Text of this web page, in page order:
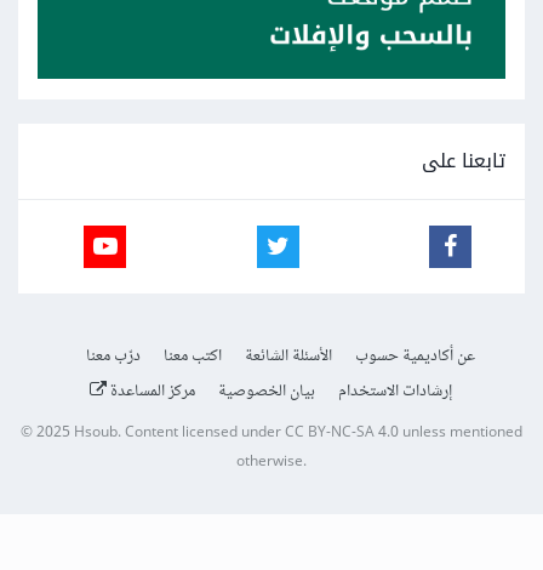
تابعنا على
عن أكاديمية حسوب الأسئلة الشائعة اكتب معنا
درّب معنا
إرشادات الاستخدام
بيان الخصوصية مركز المساعدة
© 2025 Hsoub.Content licensed underCC BY-NC-SA 4.0unless mentioned
otherwise.